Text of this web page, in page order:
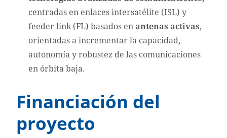
centradas en enlaces intersatélite (ISL) y
feeder link (FL) basados enantenas activas,
orientadas a incrementar la capacidad,
autonomía y robustez de las comunicaciones
en órbita baja.
Financiación del
proyecto